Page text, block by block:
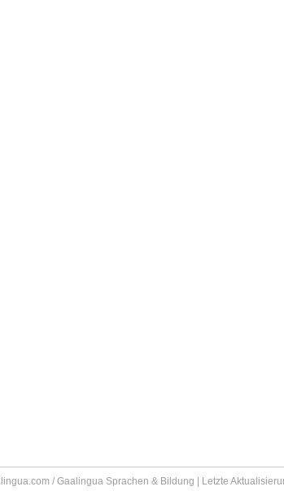
/ Gaalingua Sprachen & Bildung | Letzte